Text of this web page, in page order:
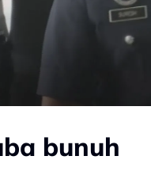
bunuh